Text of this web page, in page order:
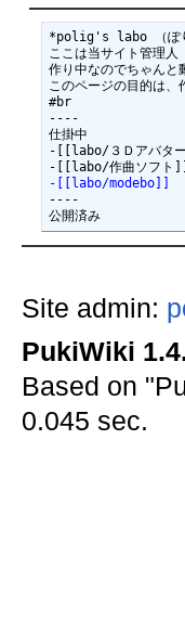
*polig's labo （ぽり
ここは当サイト管理
作り中なのでちゃんと
このページの目的は
#br
----
仕掛中
-[[labo/３Ｄアバタ
-[[labo/modebo]]
----
Site admin:
PukiWiki
Based on
0.045 sec.